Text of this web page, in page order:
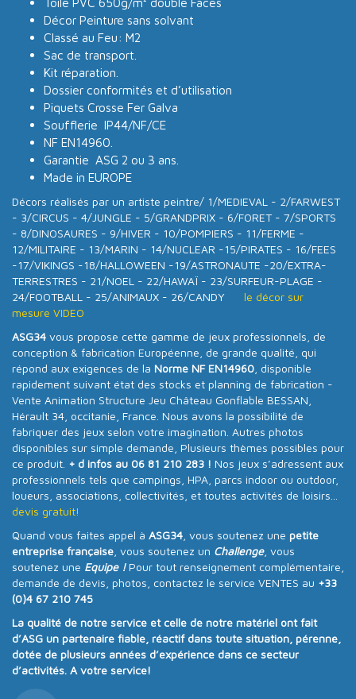
Décor Peinture sans solvant
Classé au Feu: M2
Sac de transport.
Kit réparation.
Dossier conformités et d’utilisation
Piquets Crosse Fer Galva
Soufflerie IP44/NF/CE
NF EN14960.
Garantie ASG 2 ou 3 ans.
Made in EUROPE
Décors réalisés par un artiste peintre/ 1/MEDIEVAL - 2/FARWEST
- 3/CIRCUS - 4/JUNGLE - 5/GRANDPRIX - 6/FORET - 7/SPORTS
- 8/DINOSAURES - 9/HIVER - 10/POMPIERS - 11/FERME -
12/MILITAIRE - 13/MARIN - 14/NUCLEAR -15/PIRATES - 16/FEES
-17/VIKINGS -18/HALLOWEEN -19/ASTRONAUTE -20/EXTRA-
TERRESTRES - 21/NOEL - 22/HAWAÏ - 23/SURFEUR-PLAGE -
24/FOOTBALL - 25/ANIMAUX - 26/CANDY
le décor sur
mesure VIDEO
ASG34 vous propose cette gamme de jeux professionnels, de
conception & fabrication Européenne, de grande qualité, qui
répond aux exigences de la Norme NF EN14960 , disponible
rapidement suivant état des stocks et planning de fabrication -
Vente Animation Structure Jeu Château Gonflable BESSAN,
Hérault 34, occitanie, France. Nous avons la possibilité de
fabriquer des jeux selon votre imagination. Autres photos
disponibles sur simple demande, Plusieurs thèmes possibles pour
ce produit. + d infos au 06 81 210 283 ! Nos jeux s’adressent aux
professionnels tels que campings, HPA, parcs indoor ou outdoor,
loueurs, associations, collectivités, et toutes activités de loisirs...
devis gratuit!
Quand vous faites appel à ASG34 , vous soutenez une petite
entreprise française , vous soutenez un Challenge, vous
soutenez une Equipe !Pour tout renseignement complémentaire,
demande de devis, photos, contactez le service VENTES au +33
(0)4 67 210 745
La qualité de notre service et celle de notre matériel ont fait
d’ASG un partenaire fiable, réactif dans toute situation, pérenne,
dotée de plusieurs années d’expérience dans ce secteur
d’activités. A votre service!